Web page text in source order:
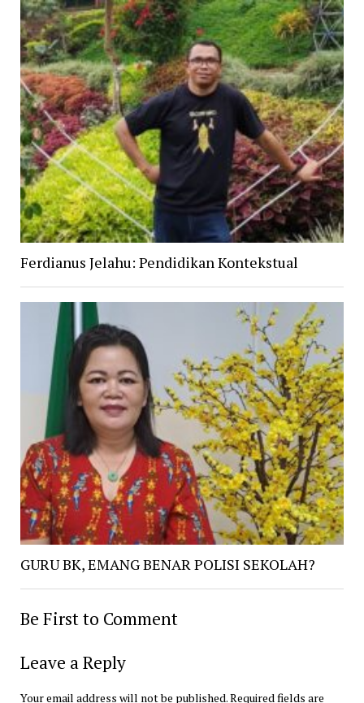
Ferdianus Jelahu: Pendidikan Kontekstual
GURU BK, EMANG BENAR POLISI SEKOLAH?
Be First to Comment
Leave a Reply
Your email address will not be published.Required fields are